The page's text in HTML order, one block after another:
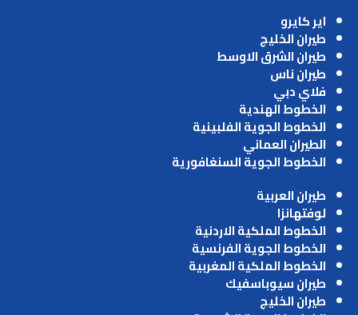
اير كايرو
طيران الخليج
طيران الشرق الاوسط
طيران ناس
فلاي دبي
الخطوط الهندية
الخطوط الجوية الفلبينية
الطيران العماني
الخطوط الجوية السنغافورية
طيران العربية
لوفتهانزا
الخطوط الملكية الاردنية
الخطوط الجوية الفرنسية
الخطوط الملكية المغربية
طيران سيوباسفيك
طيران الخليج